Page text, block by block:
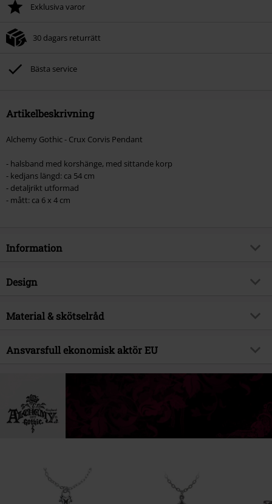
Exklusiva varor
30 dagars returrätt
Bästa service
Artikelbeskrivning
Alchemy Gothic - Crux Corvis Pendant
- halsband med korshänge, med sittande korp
- kedjans längd: ca 54 cm
- detaljrikt utformad
- mått: ca 6 x 4 cm
Information
Artikelnummer
Brand
Releasedatum
21/06/2024
Unisex
Design
Produkttyp
Material & skötselråd
Yttermaterial tenn
Ansvarsfull ekonomisk aktör EU
Alchemy Carta LTD. C/O Outer Vision SI.
17457 Riudellots de la Selva
GI
Spain
EU@alchemygroup.com